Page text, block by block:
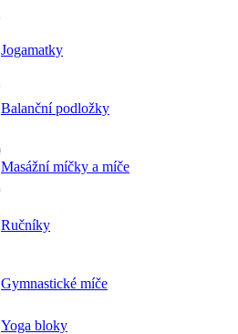
Jogamatky
Balanční podložky
Masážní míčky a míče
Ručníky
Gymnastické míče
Yoga bloky